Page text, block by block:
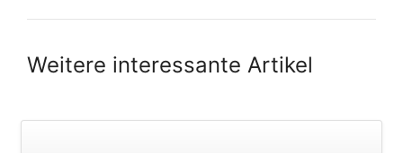
Weitere interessante Artikel